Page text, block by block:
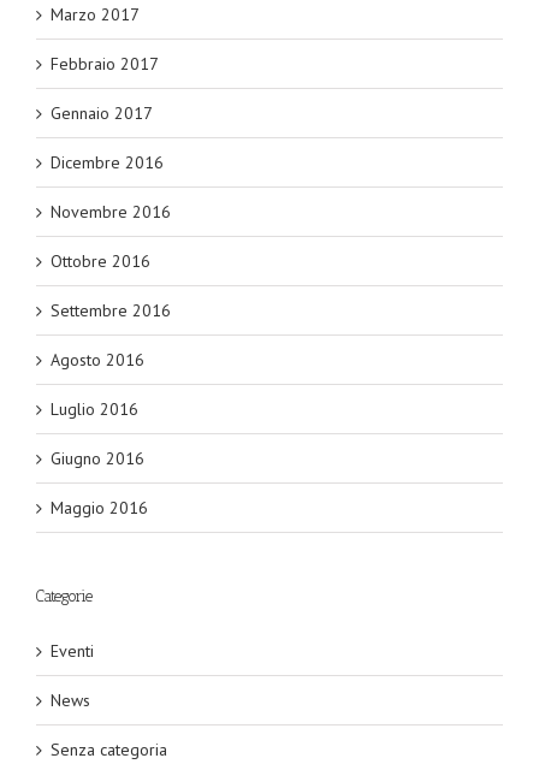
Marzo 2017
Febbraio 2017
Gennaio 2017
Dicembre 2016
Novembre 2016
Ottobre 2016
Settembre 2016
Agosto 2016
Luglio 2016
Giugno 2016
Maggio 2016
Categorie
Eventi
News
Senza categoria